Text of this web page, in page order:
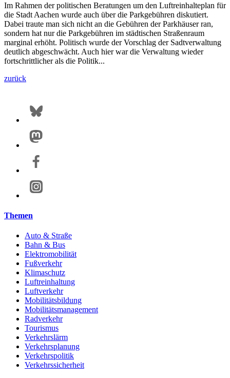
Im Rahmen der politischen Beratungen um den Luftreinhalteplan für
die Stadt Aachen wurde auch über die Parkgebühren diskutiert.
Dabei traute man sich nicht an die Gebühren der Parkhäuser ran,
sondern hat nur die Parkgebühren im städtischen Straßenraum
marginal erhöht. Politisch wurde der Vorschlag der Sadtverwaltung
deutlich abgeschwächt. Auch hier war die Verwaltung wieder
fortschrittlicher als die Politik...
zurück
Themen
Auto & Straße
Bahn & Bus
Elektromobilität
Fußverkehr
Klimaschutz
Luftreinhaltung
Luftverkehr
Mobilitätsbildung
Mobilitätsmanagement
Radverkehr
Tourismus
Verkehrslärm
Verkehrsplanung
Verkehrspolitik
Verkehrssicherheit